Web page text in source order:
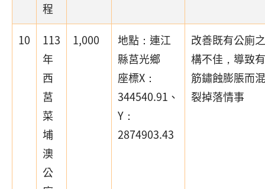
程
10
113
年
西
莒
菜
埔
澳
公
1,000
地點：連江
縣莒光鄉
座標X：
344540.91、
Y：
2874903.43
改善既有公廁
構不佳，導致
筋鏽蝕膨脹而
裂掉落情事